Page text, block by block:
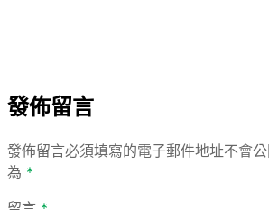
發佈留言
發佈留言必須填寫的電子郵件地址不會公
為 *